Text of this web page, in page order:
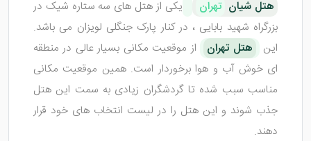
هتل شیان تهران
یکی از هتل های سه ستاره شیک در
بزرگراه شهید بابایی ، در کنار پارک جنگلی لویزان می باشد.
این
هتل تهران
از موقعیت مکانی بسیار عالی در منطقه
ای خوش آب و هوا برخوردار است. همین موقعیت مکانی
مناسب سبب شده تا گردشگران زیادی به سمت این هتل
جذب شوند و این هتل را در لیست انتخاب های خود قرار
دهند.